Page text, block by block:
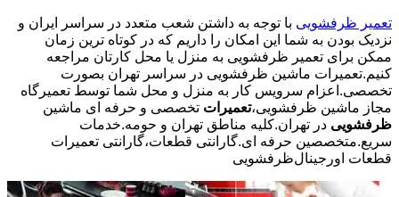
تعمیر ظرفشویی با توجه به داشتن شعب متعدد در سراسر ایران و
نزدیک بودن به شما این امکان را داریم که در کوتاه ترین زمان
ممکن برای تعمیر ظرفشویی به منزل یا محل کارتان مراجعه
کنیم.تعمیرات ماشین ظرفشویی در سراسر تهران بصورت
تخصصی.اعزام سرویس کار به منزل و محل شما توسط تعمیرگاه
مجاز ماشین ظرفشویی،تعمیرات تخصصی و حرفه ای ماشین
ظرفشویی در تهران.کلیه مناطق تهران و حومه.خدمات
سریع.متخصصین حرفه ای.گارانتی قطعات،گارانتی تعمیرات
قطعات اورجینالظرفشویی